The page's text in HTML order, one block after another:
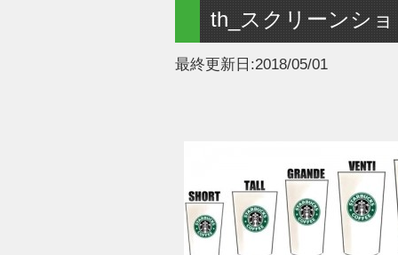
th_スクリーンシ
最終更新日:2018/05/01